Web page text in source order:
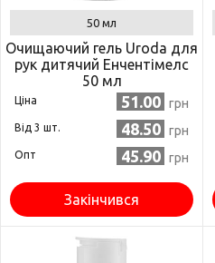
50 мл
Очищаючий гель Uroda для
рук дитячий Енчентімелс
50 мл
Ціна 51.00 грн
Від 3 шт. 48.50 грн
Опт 45.90 грн
Закінчився